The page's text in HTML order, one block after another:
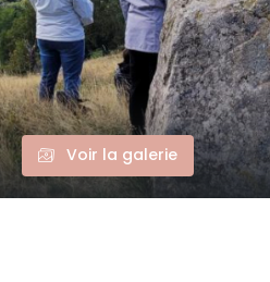
Voir la galerie